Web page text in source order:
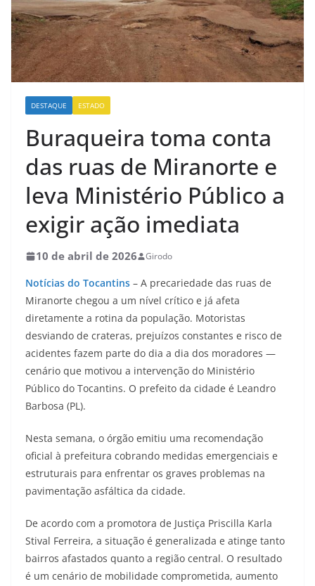
DESTAQUE ESTADO
Buraqueira toma conta
das ruas de Miranorte e
leva Ministério Público a
exigir ação imediata
10 de abril de 2026 Girodo
Notícias do Tocantins – A precariedade das ruas de
Miranorte chegou a um nível crítico e já afeta
diretamente a rotina da população. Motoristas
desviando de crateras, prejuízos constantes e risco de
acidentes fazem parte do dia a dia dos moradores —
cenário que motivou a intervenção do Ministério
Público do Tocantins. O prefeito da cidade é Leandro
Barbosa (PL).
Nesta semana, o órgão emitiu uma recomendação
oficial à prefeitura cobrando medidas emergenciais e
estruturais para enfrentar os graves problemas na
pavimentação asfáltica da cidade.
De acordo com a promotora de Justiça Priscilla Karla
Stival Ferreira, a situação é generalizada e atinge tanto
bairros afastados quanto a região central. O resultado
é um cenário de mobilidade comprometida, aumento